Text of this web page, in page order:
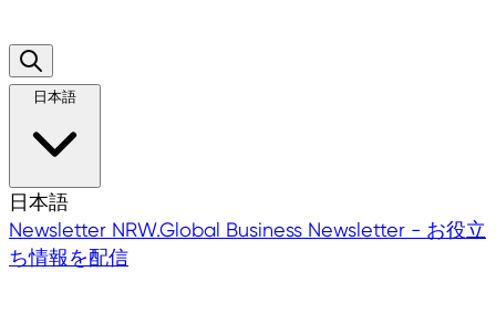
日本語
日本語
Newsletter NRW.Global Business Newsletter - お役立
ち情報を配信